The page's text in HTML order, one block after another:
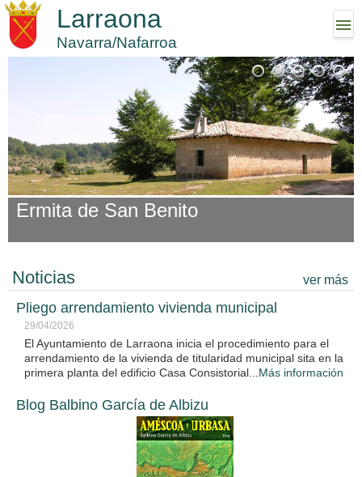
Larraona
Navarra/Nafarroa
Ermita de San Benito
Noticias ver más
Pliego arrendamiento vivienda municipal
29/04/2026
El Ayuntamiento de Larraona inicia el procedimiento para el
arrendamiento de la vivienda de titularidad municipal sita en la
primera planta del edificio Casa Consistorial... Más información
Blog Balbino García de Albizu